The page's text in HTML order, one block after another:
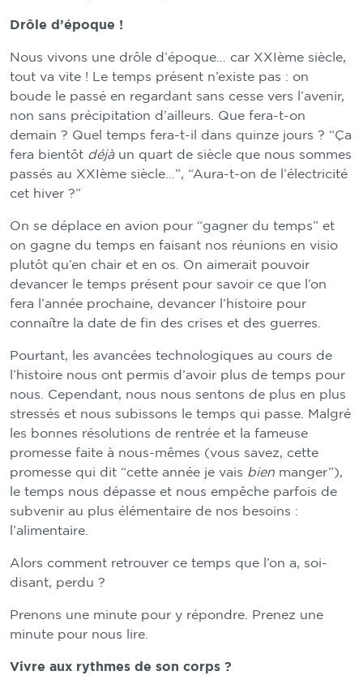
Drôle d’époque !
Nous vivons une drôle d’époque… car XXIème siècle,
tout va vite ! Le temps présent n’existe pas : on
boude le passé en regardant sans cesse vers l’avenir,
non sans précipitation d’ailleurs. Que fera-t-on
demain ? Quel temps fera-t-il dans quinze jours ? “Ça
fera bientôt déjàun quart de siècle que nous sommes
passés au XXIème siècle…”, “Aura-t-on de l’électricité
cet hiver ?”
On se déplace en avion pour “gagner du temps” et
on gagne du temps en faisant nos réunions en visio
plutôt qu’en chair et en os. On aimerait pouvoir
devancer le temps présent pour savoir ce que l’on
fera l’année prochaine, devancer l’histoire pour
connaître la date de fin des crises et des guerres.
Pourtant, les avancées technologiques au cours de
l’histoire nous ont permis d’avoir plus de temps pour
nous. Cependant, nous nous sentons de plus en plus
stressés et nous subissons le temps qui passe. Malgré
les bonnes résolutions de rentrée et la fameuse
promesse faite à nous-mêmes (vous savez, cette
promesse qui dit “cette année je vais bien manger”),
le temps nous dépasse et nous empêche parfois de
subvenir au plus élémentaire de nos besoins :
l’alimentaire.
Alors comment retrouver ce temps que l’on a, soi-
disant, perdu ?
Prenons une minute pour y répondre. Prenez une
minute pour nous lire.
Vivre aux rythmes de son corps ?